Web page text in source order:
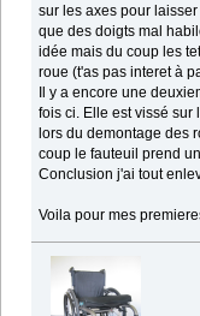
sur les axes pour
que des doigts mal
idée mais du coup les
roue (t'as pas interet à
Il y a encore une
fois ci. Elle est vissé
lors du demontage des
coup le fauteuil prend
Conclusion j'ai tout
Voila pour mes